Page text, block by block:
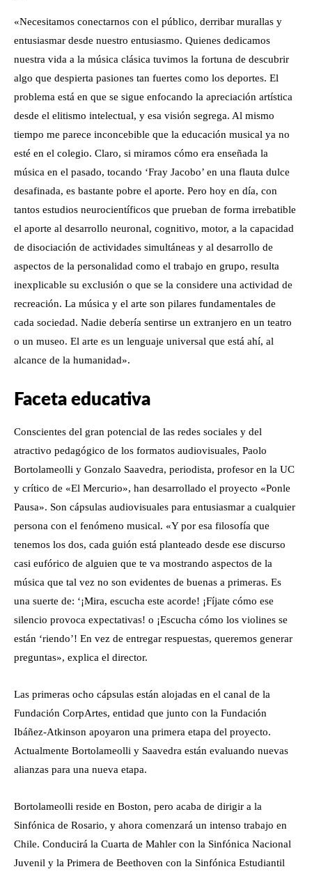
«Necesitamos conectarnos con el público, derribar murallas y
entusiasmar desde nuestro entusiasmo. Quienes dedicamos
nuestra vida a la música clásica tuvimos la fortuna de descubrir
algo que despierta pasiones tan fuertes como los deportes. El
problema está en que se sigue enfocando la apreciación artística
desde el elitismo intelectual, y esa visión segrega. Al mismo
tiempo me parece inconcebible que la educación musical ya no
esté en el colegio. Claro, si miramos cómo era enseñada la
música en el pasado, tocando ‘Fray Jacobo’ en una flauta dulce
desafinada, es bastante pobre el aporte. Pero hoy en día, con
tantos estudios neurocientíficos que prueban de forma irrebatible
el aporte al desarrollo neuronal, cognitivo, motor, a la capacidad
de disociación de actividades simultáneas y al desarrollo de
aspectos de la personalidad como el trabajo en grupo, resulta
inexplicable su exclusión o que se la considere una actividad de
recreación. La música y el arte son pilares fundamentales de
cada sociedad. Nadie debería sentirse un extranjero en un teatro
o un museo. El arte es un lenguaje universal que está ahí, al
alcance de la humanidad».
Faceta educativa
Conscientes del gran potencial de las redes sociales y del
atractivo pedagógico de los formatos audiovisuales, Paolo
Bortolameolli y Gonzalo Saavedra, periodista, profesor en la UC
y crítico de «El Mercurio», han desarrollado el proyecto «Ponle
Pausa». Son cápsulas audiovisuales para entusiasmar a cualquier
persona con el fenómeno musical. «Y por esa filosofía que
tenemos los dos, cada guión está planteado desde ese discurso
casi eufórico de alguien que te va mostrando aspectos de la
música que tal vez no son evidentes de buenas a primeras. Es
una suerte de: ‘¡Mira, escucha este acorde! ¡Fíjate cómo ese
silencio provoca expectativas! o ¡Escucha cómo los violines se
están ‘riendo’! En vez de entregar respuestas, queremos generar
preguntas», explica el director.
Las primeras ocho cápsulas están alojadas en el canal de la
Fundación CorpArtes, entidad que junto con la Fundación
Ibáñez-Atkinson apoyaron una primera etapa del proyecto.
Actualmente Bortolameolli y Saavedra están evaluando nuevas
alianzas para una nueva etapa.
Bortolameolli reside en Boston, pero acaba de dirigir a la
Sinfónica de Rosario, y ahora comenzará un intenso trabajo en
Chile. Conducirá la Cuarta de Mahler con la Sinfónica Nacional
Juvenil y la Primera de Beethoven con la Sinfónica Estudiantil